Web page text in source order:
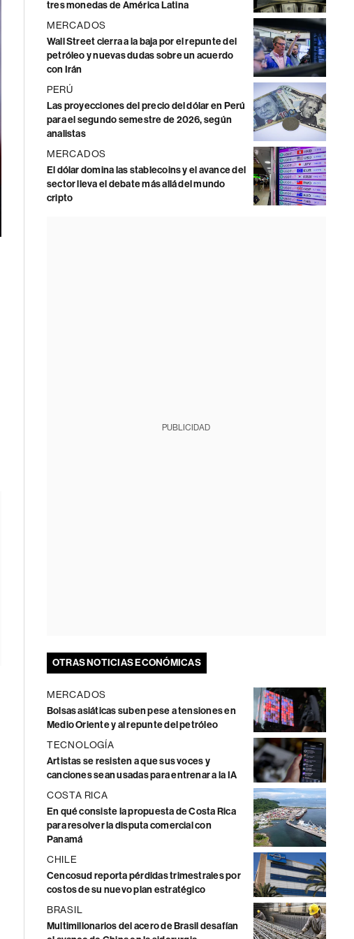
tres monedas de América Latina
MERCADOS
Wall Street cierra a la baja por el repunte del
petróleo y nuevas dudas sobre un acuerdo
con Irán
PERÚ
Las proyecciones del precio del dólar en Perú
para el segundo semestre de 2026, según
analistas
MERCADOS
El dólar domina las stablecoins y el avance del
sector lleva el debate más allá del mundo
cripto
PUBLICIDAD
OTRAS NOTICIAS ECONÓMICAS
MERCADOS
Bolsas asiáticas suben pese a tensiones en
Medio Oriente y al repunte del petróleo
TECNOLOGÍA
Artistas se resisten a que sus voces y
canciones sean usadas para entrenar a la IA
COSTA RICA
En qué consiste la propuesta de Costa Rica
para resolver la disputa comercial con
Panamá
CHILE
Cencosud reporta pérdidas trimestrales por
costos de su nuevo plan estratégico
BRASIL
Multimillonarios del acero de Brasil desafían